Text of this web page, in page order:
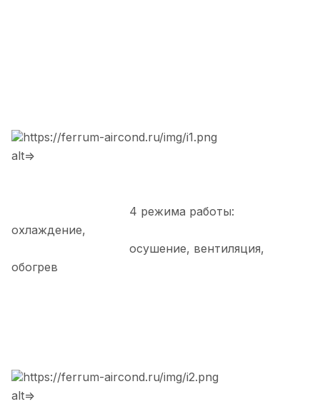
https://ferrum-aircond.ru/img/i1.png
alt=>
4 режима работы:
охлаждение,
осушение, вентиляция,
обогрев
https://ferrum-aircond.ru/img/i2.png
alt=>